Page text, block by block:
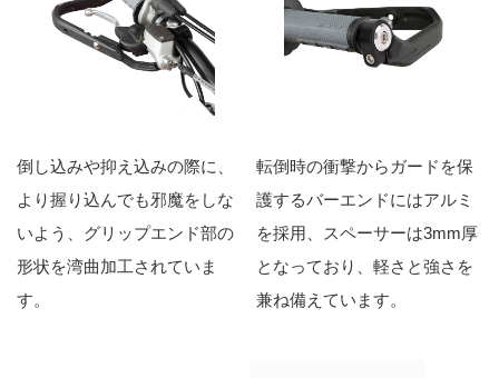
倒し込みや抑え込みの際に、
より握り込んでも邪魔をしな
いよう、グリップエンド部の
形状を湾曲加工されていま
す。
転倒時の衝撃からガードを保
護するバーエンドにはアルミ
を採用、スペーサーは3mm厚
となっており、軽さと強さを
兼ね備えています。